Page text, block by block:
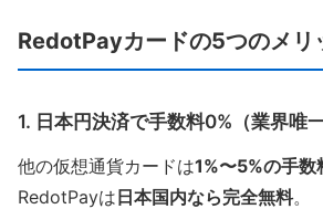
RedotPayカードの5つのメリ
1. 日本円決済で手数料0%（業界唯一
他の仮想通貨カードは1%〜5%の手数
RedotPayは 日本国内なら完全無料。